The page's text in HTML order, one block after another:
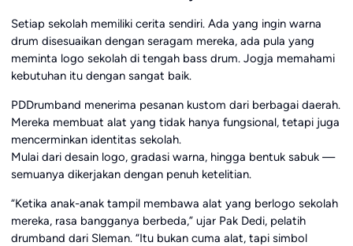
Setiap sekolah memiliki cerita sendiri. Ada yang ingin warna
drum disesuaikan dengan seragam mereka, ada pula yang
meminta logo sekolah di tengah bass drum. Jogja memahami
kebutuhan itu dengan sangat baik.
PDDrumband menerima pesanan kustom dari berbagai daerah.
Mereka membuat alat yang tidak hanya fungsional, tetapi juga
mencerminkan identitas sekolah.
Mulai dari desain logo, gradasi warna, hingga bentuk sabuk —
semuanya dikerjakan dengan penuh ketelitian.
“Ketika anak-anak tampil membawa alat yang berlogo sekolah
mereka, rasa bangganya berbeda,” ujar Pak Dedi, pelatih
drumband dari Sleman. “Itu bukan cuma alat, tapi simbol